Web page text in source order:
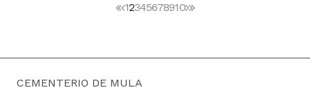
12345678910
CEMENTERIO DE MULA